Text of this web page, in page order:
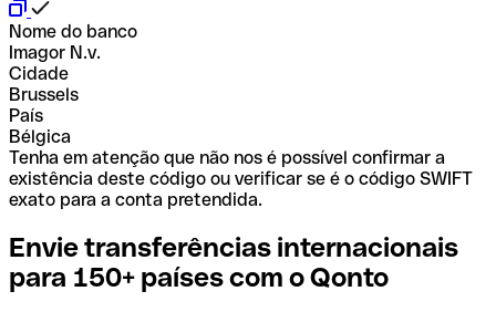
Nome do banco
Imagor N.v.
Cidade
Brussels
País
Bélgica
Tenha em atenção que não nos é possível confirmar a
existência deste código ou verificar se é o código SWIFT
exato para a conta pretendida.
Envie transferências internacionais
para 150+ países com o Qonto